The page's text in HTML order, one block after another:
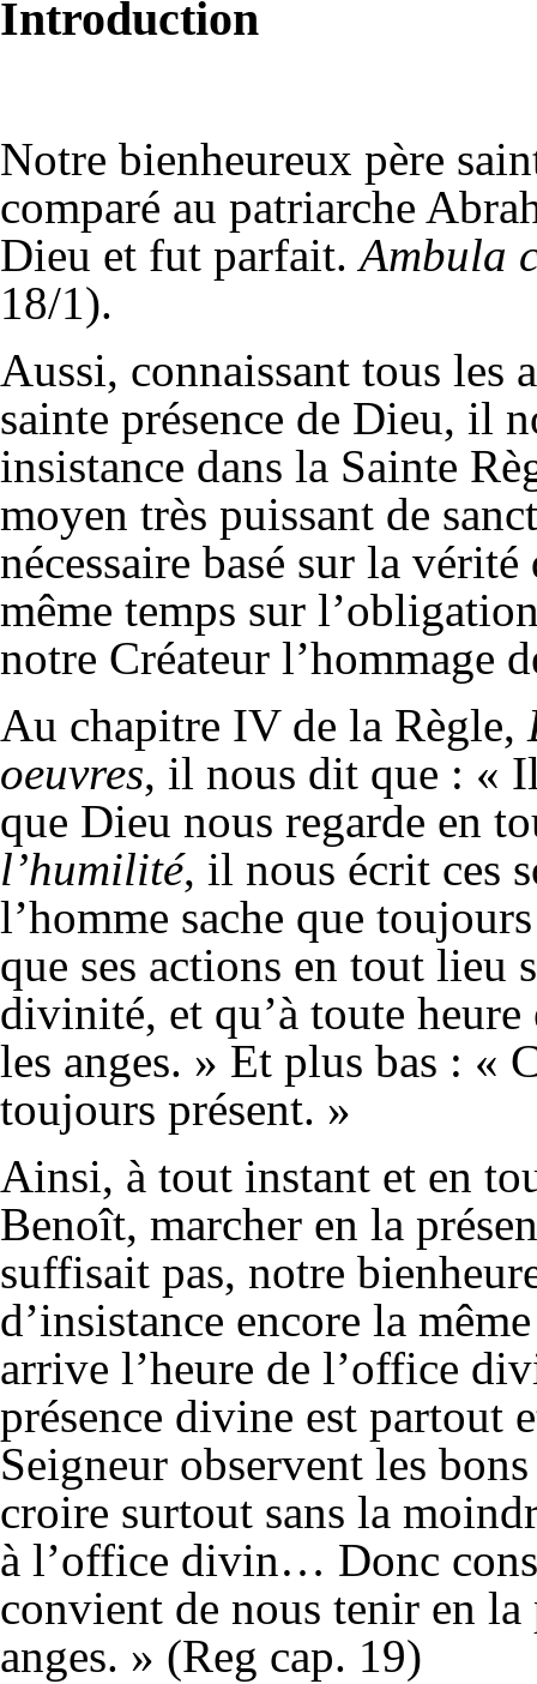
Introduction
Notre bienheureux père
comparé au patriarche
Dieu et fut parfait.Ambula
18/1).
Aussi, connaissant tous les
sainte présence de Dieu, il
insistance dans la Sainte
moyen très puissant de
nécessaire basé sur la
même temps sur
notre Créateur l’hommage
Au chapitre IV de la Règle,
oeuvres, il nous dit que : «
que Dieu nous regarde en
l’humilité, il nous écrit ces
l’homme sache que
que ses actions en tout lieu
divinité, et qu’à toute
les anges. » Et plus bas : «
toujours présent. »
Ainsi, à tout instant et en
Benoît, marcher en la
suffisait pas, notre
d’insistance encore la
arrive l’heure de l’office
présence divine est partout
Seigneur observent les
croire surtout sans la
à l’office divin… Donc
convient de nous tenir en la
anges. » (Reg cap. 19)